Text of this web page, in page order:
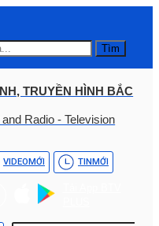
Tìm
TRUYỀN HÌNH BẮC
Radio - Television
VIDEOMỚI TINMỚI